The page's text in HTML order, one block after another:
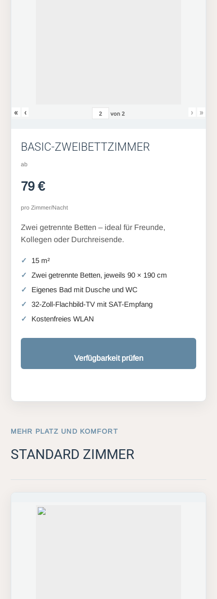
« ‹ von 2 › »
BASIC-ZWEIBETTZIMMER
ab
79 €
pro Zimmer/Nacht
Zwei getrennte Betten – ideal für Freunde,
Kollegen oder Durchreisende.
15 m²
Zwei getrennte Betten, jeweils 90 × 190 cm
Eigenes Bad mit Dusche und WC
32-Zoll-Flachbild-TV mit SAT-Empfang
Kostenfreies WLAN
Verfügbarkeit prüfen
MEHR PLATZ UND KOMFORT
STANDARD ZIMMER